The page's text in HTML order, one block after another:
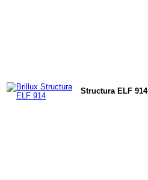
Structura ELF 914